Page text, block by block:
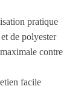
pratique
de polyester
contre
facile